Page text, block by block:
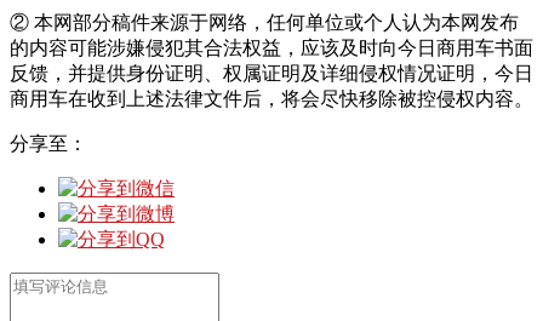
② 本网部分稿件来源于网络，任何单位或个人认为本网发布
的内容可能涉嫌侵犯其合法权益，应该及时向今日商用车书面
反馈，并提供身份证明、权属证明及详细侵权情况证明，今日
商用车在收到上述法律文件后，将会尽快移除被控侵权内容。
分享至：